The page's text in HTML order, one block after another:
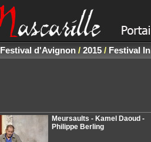
Festival d'Avignon/ 2015/ Festival In
Meursaults - Kamel Daoud -
Philippe Berling